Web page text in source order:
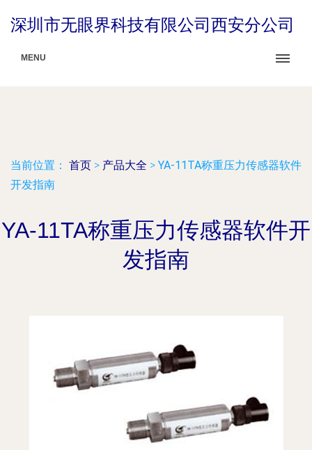
深圳市无眼界科技有限公司西安分公司
MENU
当前位置： 首页 > 产品大全 > YA-11TA称重压力传感器软件
开发指南
YA-11TA称重压力传感器软件开
发指南